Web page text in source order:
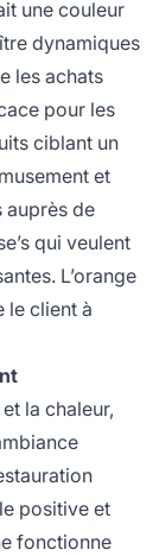
une couleur
dynamiques
les achats
pour les
ciblant un
et
auprès de
qui veulent
L’orange
le client à
la chaleur,
positive et
fonctionne